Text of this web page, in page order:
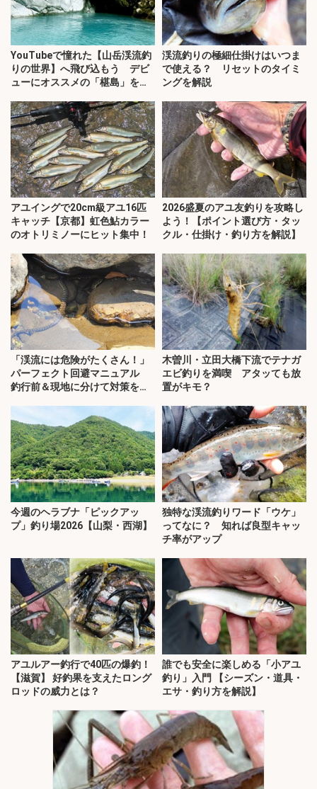
YouTubeで憧れた【山岳渓流釣
りの世界】へ飛び込もう デビ
ューにオススメの「椹島」を紹
渓流釣りの極細仕掛けはいつま
で使える？ リセットのタイミ
ングを解説
アユイングで20cm級アユ16匹
キャッチ【京都】虹色鮎カラー
のオトリミノーにヒット集中！
2026盛夏のアユ友釣りを攻略し
よう！【ポイント選び方・タッ
クル・仕掛け・釣り方を解説】
「渓流には危険がたくさん！」
パーフェクト回避マニュアル
釣行前＆現地に分けて対策を解
木曽川・立田大橋下流でテナガ
エビ釣りを満喫 アタッても放
置がキモ？
今週のヘラブナ「ピックアッ
プ」釣り場2026【山梨・西湖】
独特な渓流釣りワード「ウケ」
ってなに？ 知れば良型キャッ
チ率がアップ
アユルアー釣行で40匹の爆釣！
【滋賀】 好釣果を支えたロング
ロッドの威力とは？
誰でも安全に楽しめる「小アユ
釣り」入門 【シーズン・道具・
エサ・釣り方を解説】